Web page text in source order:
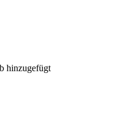
hinzugefügt